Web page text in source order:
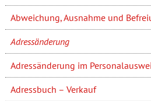
Abweichung, Ausnahme und
Adressänderung
Adressänderung im
Adressbuch – Verkauf